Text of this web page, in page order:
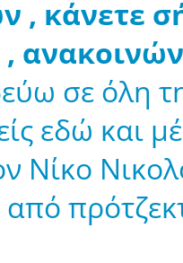
κάνετε
σε όλη
εδώ και
Νίκο